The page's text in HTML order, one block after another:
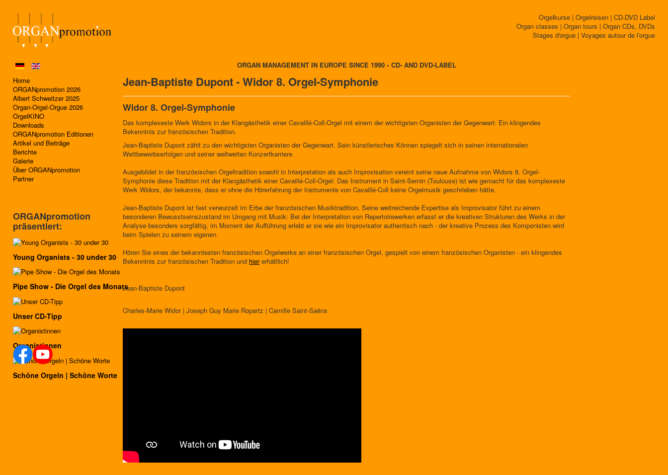
Orgelkurse | Orgelreisen | CD-DVD Label
Organ classes | Organ tours | Organ CDs, DVDs
Stages d'orgue | Voyages autour de l'orgue
Home
ORGANpromotion 2026
Albert Schweitzer 2025
Organ-Orgel-Orgue 2026
OrgelKINO
Downloads
ORGANpromotion Editionen
Artikel und Beiträge
Berichte
Galerie
Über ORGANpromotion
Partner
ORGAN MANAGEMENT IN EUROPE SINCE 1990 • CD- AND DVD-LABEL
Jean-Baptiste Dupont - Widor 8. Orgel-Symphonie
Widor 8. Orgel-Symphonie
Das komplexeste Werk Widors in der Klangästhetik einer Cavaillé-Coll-Orgel mit einem der wichtigsten Organisten der Gegenwart: Ein klingendes
Bekenntnis zur französischen Tradition.
Jean-Baptiste Dupont zählt zu den wichtigsten Organisten der Gegenwart. Sein künstlerisches Können spiegelt sich in seinen internationalen
Wettbewerbserfolgen und seiner weltweiten Konzertkarriere.
Ausgebildet in der französischen Orgeltradition sowohl in Interpretation als auch Improvisation vereint seine neue Aufnahme von Widors 8. Orgel-
Symphonie diese Tradition mit der Klangästhetik einer Cavaillé-Coll-Orgel: Das Instrument in Saint-Sernin (Toulouse) ist wie gemacht für das komplexeste
Werk Widors, der bekannte, dass er ohne die Hörerfahrung der Instrumente von Cavaillé-Coll keine Orgelmusik geschrieben hätte.
Jean-Baptiste Dupont ist fest verwurzelt im Erbe der französischen Musiktradition. Seine weitreichende Expertise als Improvisator führt zu einem
besonderen Bewusstseinszustand im Umgang mit Musik: Bei der Interpretation von Repertoirewerken erfasst er die kreativen Strukturen des Werks in der
Analyse besonders sorgfältig, im Moment der Aufführung erlebt er sie wie ein Improvisator authentisch nach - der kreative Prozess des Komponisten wird
beim Spielen zu seinem eigenen.
Hören Sie eines der bekanntesten französischen Orgelwerke an einer französischen Orgel, gespielt von einem französischen Organisten - ein klingendes
Bekenntnis zur französischen Tradition und hiererhältlich!
Jean-Baptiste Dupont
Charles-Marie Widor | Joseph Guy Marie Ropartz | Camille Saint-Saëns
ORGANpromotion
präsentiert:
Young Organists - 30 under 30
Pipe Show - Die Orgel des Monats
Unser CD-Tipp
Organistinnen
Schöne Orgeln | Schöne Worte